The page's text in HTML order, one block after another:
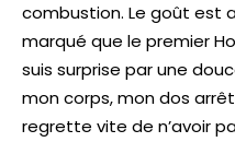
combustion. Le goût est
marqué que le premier
suis surprise par une
mon corps, mon dos
regrette vite de n’avoir